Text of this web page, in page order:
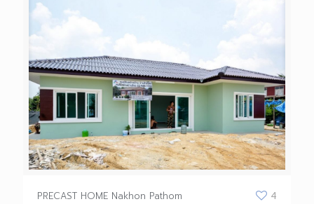
PRECAST HOME Nakhon Pathom 4